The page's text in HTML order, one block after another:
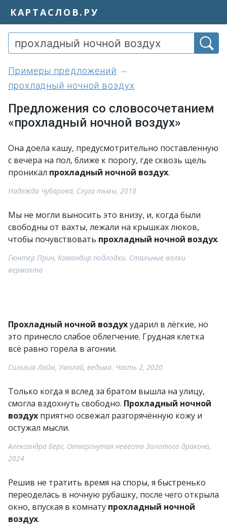
КАРТАСЛОВ.РУ
примеры предложений
прохладный ночной воздух
Предложения со словосочетанием
«прохладный ночной воздух»
Она доела кашу, предусмотрительно поставленную
с вечера на пол, ближе к порогу, где сквозь щель
проникал прохладный ночной воздух.
Надежда Чубарова, Слуга тьмы, 2018
Мы не могли выносить это внизу, и, когда были
свободны от вахты, лежали на крышках люков,
чтобы почувствовать прохладный ночной воздух.
Гюнтер Прин, Командир подлодки. Стальные волки
вермахта
Прохладный ночной воздухударил в лёгкие, но
это принесло слабое облегчение. Грудная клетка
всё равно горела в агонии.
Сильвия Лайм, Умоляй, ведьма. Часть 2, 2020
Только когда я вслед за братом вышла на улицу,
смогла вздохнуть свободно. Прохладный ночной
воздух приятно освежал разгорячённую кожу и
остужал мысли.
Александра Берг, Отвергнутая невеста Золотого дракона,
2024
Решив не тратить время на споры, я быстренько
переоделась в ночную рубашку, после чего открыла
окно, впуская в комнату прохладный ночной
воздух.